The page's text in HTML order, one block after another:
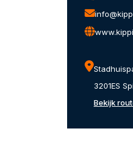
3201ES
Bekijk